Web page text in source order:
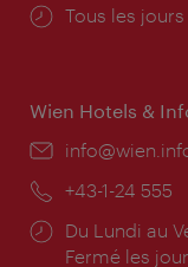
Horaires
Tous les jours
Wien Hotels &
E-
Téléphone:
+43-1-24 555
Horaires
d'ouverture:
Du Lundi au
Fermé les